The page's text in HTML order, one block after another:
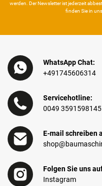
werden. Der News­letter ist jeder­zeit
finden Sie in
WhatsApp Chat:
+491745606314
Servicehotline:
0049 3591598145
E-mail schreiben
Folgen Sie uns
Instagram